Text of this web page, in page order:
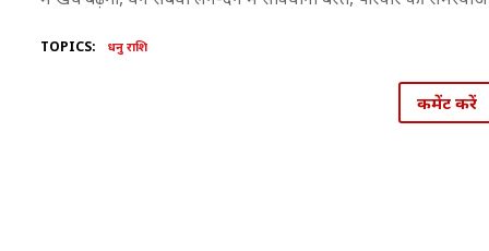
TOPICS: धनु राशि
कमेंट करें